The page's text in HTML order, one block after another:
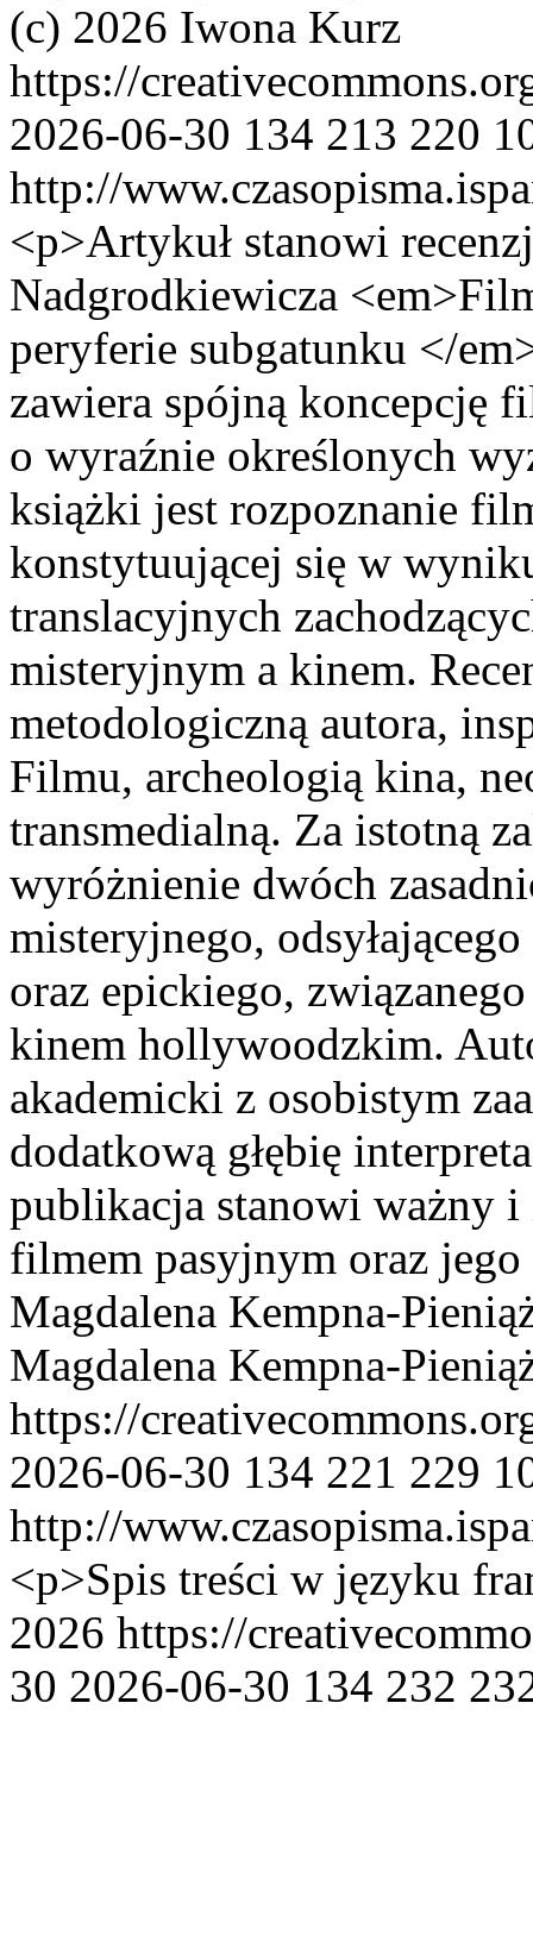
(c) 2026 Iwona Kurz
https://
2026-06-30 134 213 220
http://
<p>Artykuł stanowi
Nadgrodkiewicza
peryferie subgatunku </
zawiera spójną koncepcję
o wyraźnie określonych
książki jest rozpoznanie
konstytuującej się w
translacyjnych
misteryjnym a kinem.
metodologiczną autora,
Filmu, archeologią kina,
transmedialną. Za istotną
wyróżnienie dwóch
misteryjnego,
oraz epickiego,
kinem hollywoodzkim.
akademicki z osobistym
dodatkową głębię
publikacja stanowi ważny
filmem pasyjnym oraz
Magdalena Kempna-
Magdalena Kempna-
https://
2026-06-30 134 221 229
http://
<p>Spis treści w języku
2026 https://
30 2026-06-30 134 232